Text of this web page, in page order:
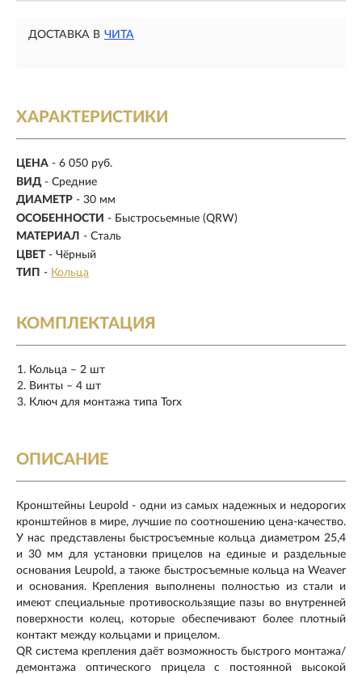
ДОСТАВКА В ЧИТА
ХАРАКТЕРИСТИКИ
ЦЕНА - 6 050 руб.
ВИД - Средние
ДИАМЕТР - 30 мм
ОСОБЕННОСТИ - Быстросьемные (QRW)
МАТЕРИАЛ - Сталь
ЦВЕТ - Чёрный
ТИП - Кольца
КОМПЛЕКТАЦИЯ
Кольца – 2 шт
Винты – 4 шт
Ключ для монтажа типа Torx
ОПИСАНИЕ
Кронштейны Leupold - одни из самых надежных и недорогих
кронштейнов в мире, лучшие по соотношению цена-качество.
У нас представлены быстросъемные кольца диаметром 25,4
и 30 мм для установки прицелов на единые и раздельные
основания Leupold, а также быстросъемные кольца на Weaver
и основания. Крепления выполнены полностью из стали и
имеют специальные противоскользящие пазы во внутренней
поверхности колец, которые обеспечивают более плотный
контакт между кольцами и прицелом.
QR система крепления даёт возможность быстрого монтажа/
демонтажа оптического прицела с постоянной высокой